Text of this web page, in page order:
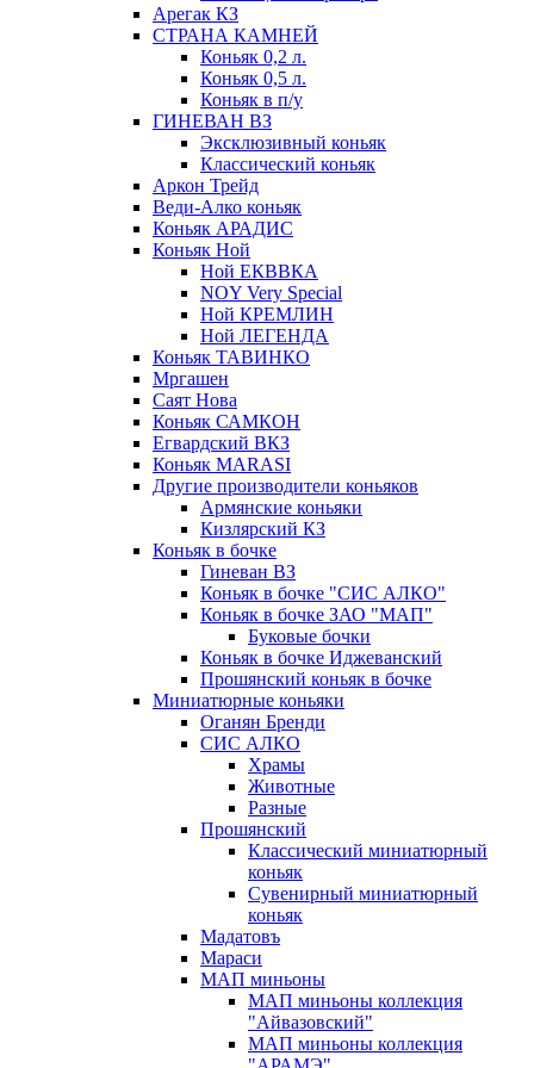
Арегак КЗ
СТРАНА КАМНЕЙ
Коньяк 0,2 л.
Коньяк 0,5 л.
Коньяк в п/у
ГИНЕВАН ВЗ
Эксклюзивный коньяк
Классический коньяк
Аркон Трейд
Веди-Алко коньяк
Коньяк АРАДИС
Коньяк Ной
Ной ЕКВВКА
NOY Very Special
Ной КРЕМЛИН
Ной ЛЕГЕНДА
Коньяк ТАВИНКО
Мргашен
Саят Нова
Коньяк САМКОН
Егвардский ВКЗ
Коньяк MARASI
Другие производители коньяков
Армянские коньяки
Кизлярский КЗ
Коньяк в бочке
Гиневан ВЗ
Коньяк в бочке "СИС АЛКО"
Коньяк в бочке ЗАО "МАП"
Буковые бочки
Коньяк в бочке Иджеванский
Прошянский коньяк в бочке
Миниатюрные коньяки
Оганян Бренди
СИС АЛКО
Храмы
Животные
Разные
Прошянский
Классический миниатюрный
коньяк
Сувенирный миниатюрный
коньяк
Мадатовъ
Мараси
МАП миньоны
МАП миньоны коллекция
"Айвазовский"
МАП миньоны коллекция